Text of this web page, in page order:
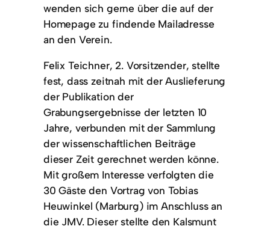
wenden sich gerne über die auf der
Homepage zu findende Mailadresse
an den Verein.
Felix Teichner, 2. Vorsitzender, stellte
fest, dass zeitnah mit der Auslieferung
der Publikation der
Grabungsergebnisse der letzten 10
Jahre, verbunden mit der Sammlung
der wissenschaftlichen Beiträge
dieser Zeit gerechnet werden könne.
Mit großem Interesse verfolgten die
30 Gäste den Vortrag von Tobias
Heuwinkel (Marburg) im Anschluss an
die JMV. Dieser stellte den Kalsmunt